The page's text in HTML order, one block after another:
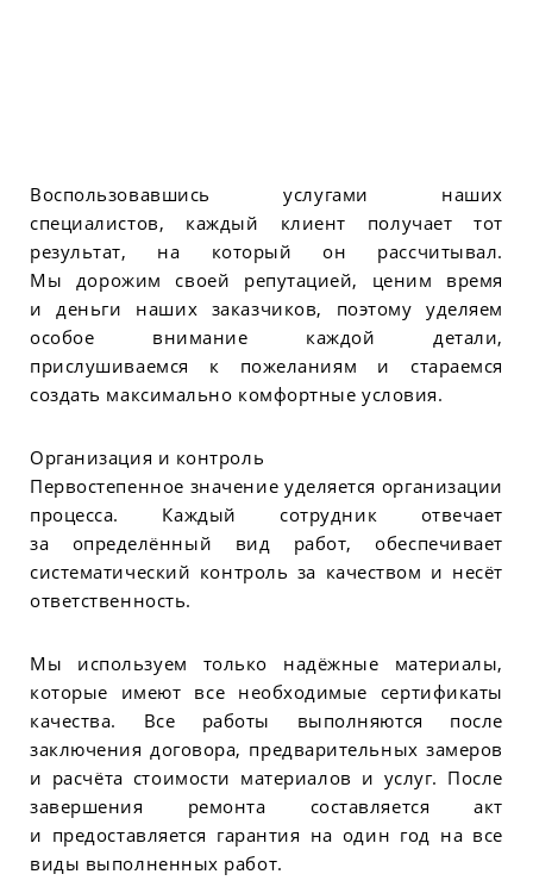
Воспользовавшись услугами наших
специалистов, каждый клиент получает тот
результат, на который он рассчитывал.
Мы дорожим своей репутацией, ценим время
и деньги наших заказчиков, поэтому уделяем
особое внимание каждой детали,
прислушиваемся к пожеланиям и стараемся
создать максимально комфортные условия.
Организация и контроль
Первостепенное значение уделяется организации
процесса. Каждый сотрудник отвечает
за определённый вид работ, обеспечивает
систематический контроль за качеством и несёт
ответственность.
Мы используем только надёжные материалы,
которые имеют все необходимые сертификаты
качества. Все работы выполняются после
заключения договора, предварительных замеров
и расчёта стоимости материалов и услуг. После
завершения ремонта составляется акт
и предоставляется гарантия на один год на все
виды выполненных работ.